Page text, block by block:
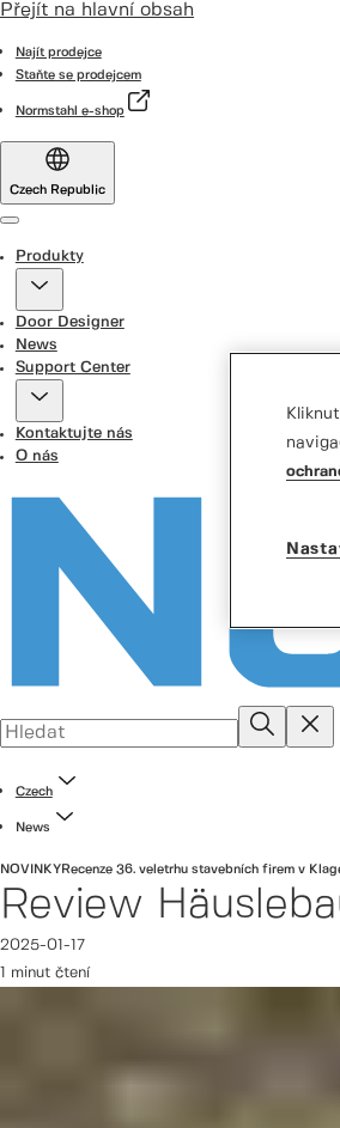
Přejít na hlavní obsah
Najít prodejce
Staňte se prodejcem
Normstahl e-shop
Czech Republic
Produkty
Door Designer
News
Support Center
Kontaktujte nás
O nás
Czech
News
NOVINKYRecenze 36. veletrhu stavebních firem v
Review
2025-01-17
1 minut čtení